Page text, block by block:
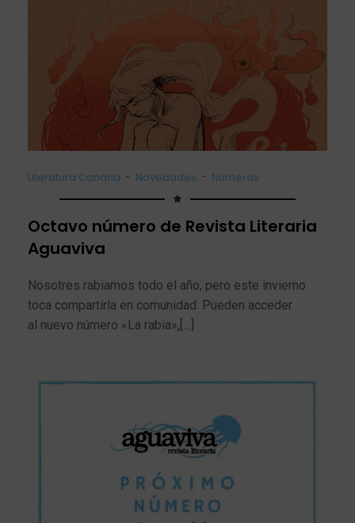
Literatura Canaria - Novedades - Números
Octavo número de Revista Literaria
Aguaviva
Nosotres rabiamos todo el año, pero este invierno
toca compartirla en comunidad. Pueden acceder
al nuevo número «La rabia»,[…]